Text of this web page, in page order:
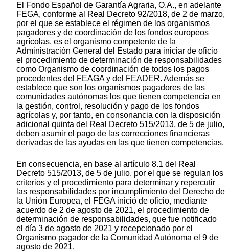
El Fondo Español de Garantía Agraria, O.A., en adelante
FEGA, conforme al Real Decreto 92/2018, de 2 de marzo,
por el que se establece el régimen de los organismos
pagadores y de coordinación de los fondos europeos
agrícolas, es el organismo competente de la
Administración General del Estado para iniciar de oficio
el procedimiento de determinación de responsabilidades
como Organismo de coordinación de todos los pagos
procedentes del FEAGA y del FEADER. Además se
establece que son los organismos pagadores de las
comunidades autónomas los que tienen competencia en
la gestión, control, resolución y pago de los fondos
agrícolas y, por tanto, en consonancia con la disposición
adicional quinta del Real Decreto 515/2013, de 5 de julio,
deben asumir el pago de las correcciones financieras
derivadas de las ayudas en las que tienen competencias.
En consecuencia, en base al artículo 8.1 del Real
Decreto 515/2013, de 5 de julio, por el que se regulan los
criterios y el procedimiento para determinar y repercutir
las responsabilidades por incumplimiento del Derecho de
la Unión Europea, el FEGA inició de oficio, mediante
acuerdo de 2 de agosto de 2021, el procedimiento de
determinación de responsabilidades, que fue notificado
el día 3 de agosto de 2021 y recepcionado por el
Organismo pagador de la Comunidad Autónoma el 9 de
agosto de 2021.